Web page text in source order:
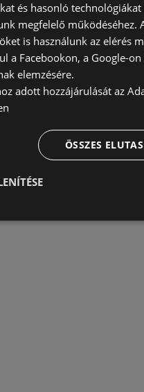
és hasonló technológiákat
megfelelő
is használunk az elérés
a Facebookon, a Google-
elemzésére.
adott hozzájárulását az
ÖSSZES